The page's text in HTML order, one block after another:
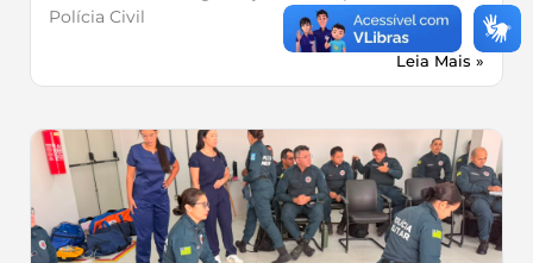
Polícia Civil
Leia Mais »